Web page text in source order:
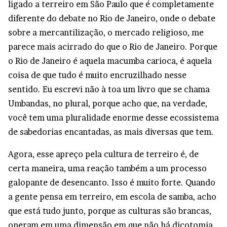
ligado a terreiro em São Paulo que é completamente
diferente do debate no Rio de Janeiro, onde o debate
sobre a mercantilização, o mercado religioso, me
parece mais acirrado do que o Rio de Janeiro. Porque
o Rio de Janeiro é aquela macumba carioca, é aquela
coisa de que tudo é muito encruzilhado nesse
sentido. Eu escrevi não à toa um livro que se chama
Umbandas, no plural, porque acho que, na verdade,
você tem uma pluralidade enorme desse ecossistema
de sabedorias encantadas, as mais diversas que tem.
Agora, esse apreço pela cultura de terreiro é, de
certa maneira, uma reação também a um processo
galopante de desencanto. Isso é muito forte. Quando
a gente pensa em terreiro, em escola de samba, acho
que está tudo junto, porque as culturas são brancas,
operam em uma dimensão em que não há dicotomia